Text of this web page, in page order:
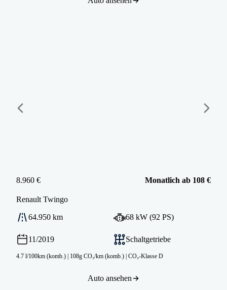
8.960 € Monatlich ab 108 €
Renault Twingo
64.950 km 68 kW (92 PS)
11/2019 Schaltgetriebe
4.7 l/100km (komb.) | 108g CO₂/km (komb.) | CO₂-Klasse D
Auto ansehen